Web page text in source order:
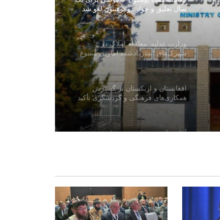
سال تعلیق و جواز دو پوهنتون لغو شد
وزارت عدلیه: معامله املاک در
شهرک‌های استردادشده امارتی ممنوع
است
افغانستان و ازبکستان بر گسترش
همکاری‌های فرهنگی و گردشگری تأکید
کردند
آغاز ساخت مسلخ جدید دولتی در شهر
جریان آمادگی‌ها برای گرامی‌داشت از ۲۴
اسد در مزارشریف